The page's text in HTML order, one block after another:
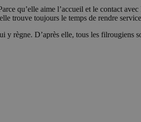
qu’elle aime l’accueil et le contact
trouve toujours le temps de rendre
règne. D’après elle, tous les